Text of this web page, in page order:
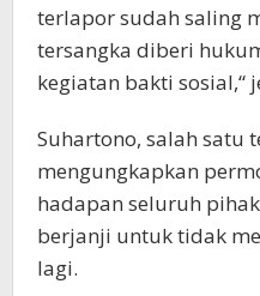
terlapor sudah saling
tersangka diberi
kegiatan bakti sosial,“
Suhartono, salah satu
mengungkapkan
hadapan seluruh
berjanji untuk tidak
lagi.